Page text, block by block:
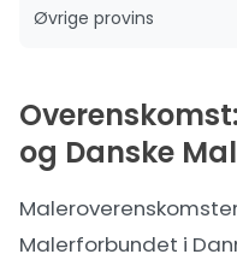
Øvrige provins
og Danske
Malerforbundet i